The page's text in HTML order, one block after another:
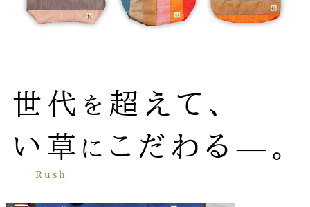
世代 を 超えて、
い草 に こだわる―。
Rush